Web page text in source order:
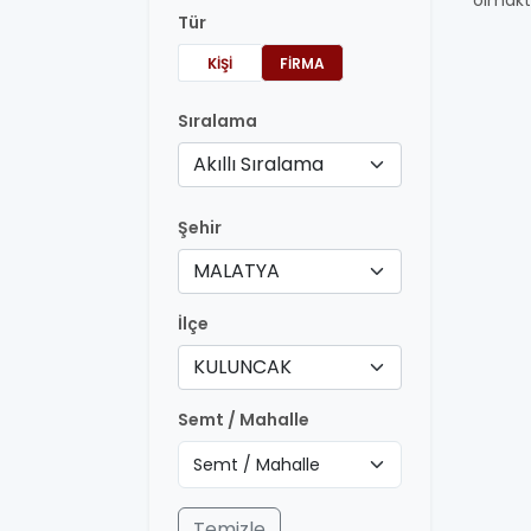
Tür
KIŞI FIRMA
Sıralama
Akıllı Sıralama
Şehir
MALATYA
İlçe
KULUNCAK
Semt / Mahalle